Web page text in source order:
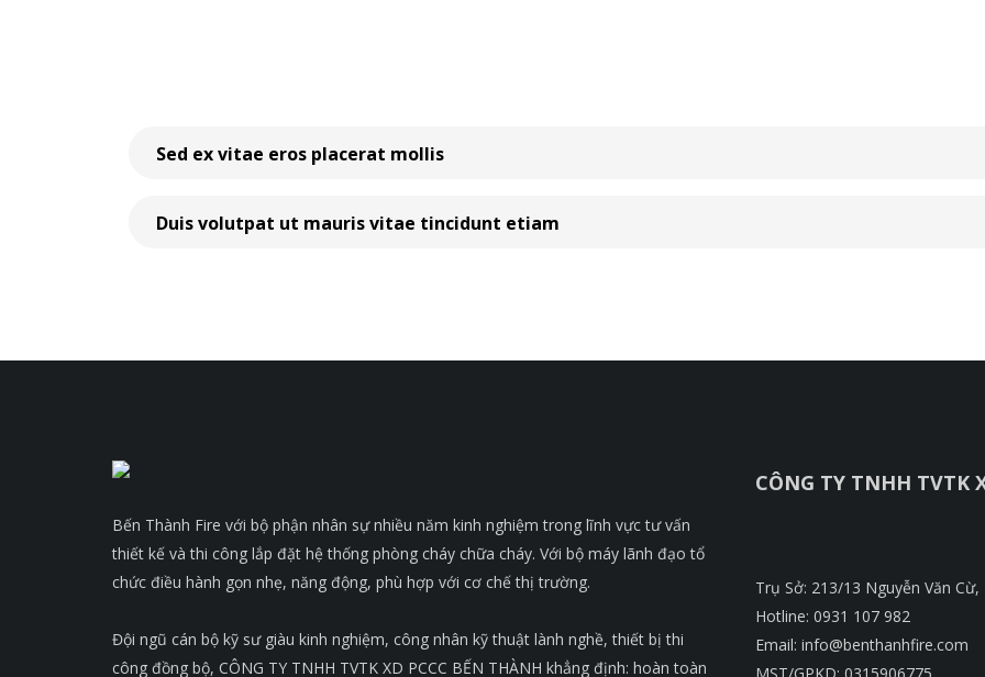
Sed ex vitae eros placerat mollis
Duis volutpat ut mauris vitae tincidunt etiam
Bến Thành Fire với bộ phận nhân sự nhiều năm kinh nghiệm trong lĩnh vực tư vấn
thiết kế và thi công lắp đặt hệ thống phòng cháy chữa cháy. Với bộ máy lãnh đạo tổ
chức điều hành gọn nhẹ, năng động, phù hợp với cơ chế thị trường.
Đội ngũ cán bộ kỹ sư giàu kinh nghiệm, công nhân kỹ thuật lành nghề, thiết bị thi
công đồng bộ, CÔNG TY TNHH TVTK XD PCCC BẾN THÀNH khẳng định: hoàn toàn
CÔNG TY TNHH TVTK
Trụ Sở: 213/13 Nguyễn Văn
Hotline: 0931 107 982
Email: info@benthanhfire.com